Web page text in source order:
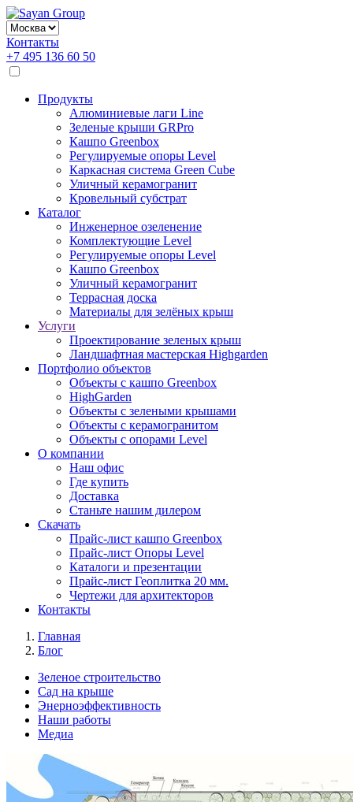
Контакты
+7 495 136 60 50
Продукты
Алюминиевые лаги Line
Зеленые крыши GRPro
Кашпо Greenbox
Регулируемые опоры Level
Каркасная система Green Cube
Уличный керамогранит
Кровельный субстрат
Каталог
Инженерное озеленение
Комплектующие Level
Регулируемые опоры Level
Кашпо Greenbox
Уличный керамогранит
Террасная доска
Материалы для зелёных крыш
Услуги
Проектирование зеленых крыш
Ландшафтная мастерская Highgarden
Портфолио объектов
Объекты с кашпо Greenbox
HighGarden
Объекты с зелеными крышами
Объекты с керамогранитом
Объекты с опорами Level
О компании
Наш офис
Где купить
Доставка
Станьте нашим дилером
Скачать
Прайс-лист кашпо Greenbox
Прайс-лист Опоры Level
Каталоги и презентации
Прайс-лист Геоплитка 20 мм.
Чертежи для архитекторов
Контакты
Главная
Блог
Зеленое строительство
Сад на крыше
Энерноэффективность
Наши работы
Медиа